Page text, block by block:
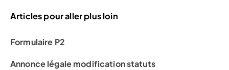
Articles pour aller plus loin
Formulaire P2
Annonce légale modification statuts